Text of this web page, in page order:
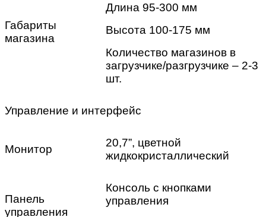
Габариты
магазина
Длина 95-300 мм
Высота 100-175 мм
Количество магазинов в
загрузчике/разгрузчике – 2-3
шт.
Управление и интерфейс
Монитор
20,7”, цветной
жидкокристаллический
Панель
управления
Консоль с кнопками
управления